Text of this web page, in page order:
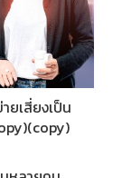
ยเสี่ยงเป็น